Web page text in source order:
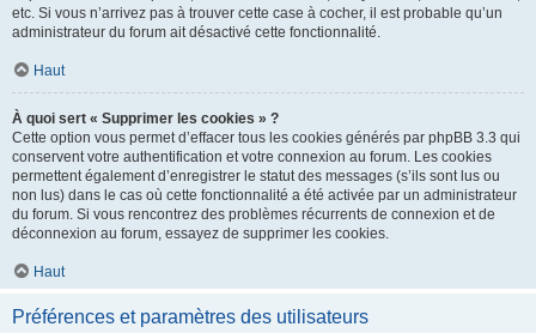
etc. Si vous n’arrivez pas à trouver cette case à cocher, il est probable qu’un
administrateur du forum ait désactivé cette fonctionnalité.
Haut
À quoi sert « Supprimer les cookies » ?
Cette option vous permet d’effacer tous les cookies générés par phpBB 3.3 qui
conservent votre authentification et votre connexion au forum. Les cookies
permettent également d’enregistrer le statut des messages (s’ils sont lus ou
non lus) dans le cas où cette fonctionnalité a été activée par un administrateur
du forum. Si vous rencontrez des problèmes récurrents de connexion et de
déconnexion au forum, essayez de supprimer les cookies.
Haut
Préférences et paramètres des utilisateurs